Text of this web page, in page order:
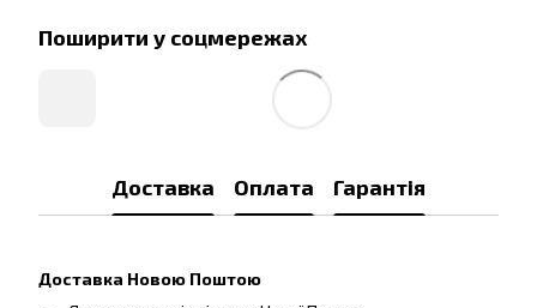
Поширити у соцмережах
Доставка Оплата Гарантія
Доставка Новою Поштою